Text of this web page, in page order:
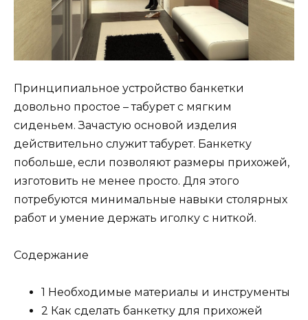
Принципиальное устройство банкетки
довольно простое – табурет с мягким
сиденьем. Зачастую основой изделия
действительно служит табурет. Банкетку
побольше, если позволяют размеры прихожей,
изготовить не менее просто. Для этого
потребуются минимальные навыки столярных
работ и умение держать иголку с ниткой.
Содержание
1 Необходимые материалы и инструменты
2 Как сделать банкетку для прихожей